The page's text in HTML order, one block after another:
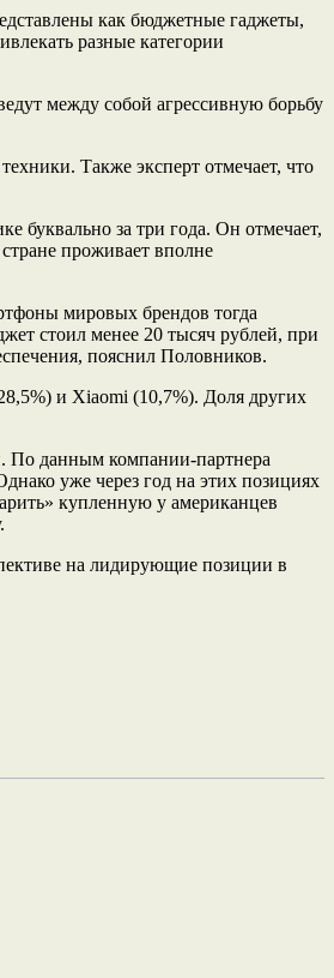
как бюджетные гаджеты,
разные категории
между собой агрессивную борьбу
Также эксперт отмечает, что
буквально за три года. Он отмечает,
проживает вполне
мировых брендов тогда
стоил менее 20 тысяч рублей, при
пояснил Половников.
и Xiaomi (10,7%). Доля других
По данным компании-партнера
уже через год на этих позициях
купленную у американцев
на лидирующие позиции в